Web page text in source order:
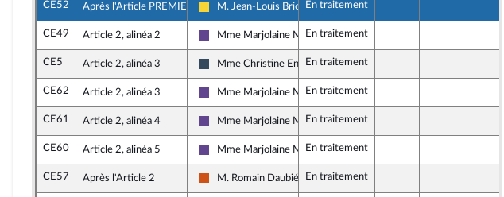
CE52 Après l'Article PREMIER
Libertés, Indépendants, Outre-mer et Territoires
M. Jean-Louis BricoutEn traitement
CE49 Article 2, alinéa 2
Renaissance
Mme Marjolaine Meynier-Millefert
En traitement
CE5 Article 2, alinéa 3
Rassemblement National
Mme Christine EngrandEn traitement
CE62 Article 2, alinéa 3
Renaissance
Mme Marjolaine Meynier-Millefert
En traitement
CE61 Article 2, alinéa 4
Renaissance
Mme Marjolaine Meynier-Millefert
En traitement
CE60 Article 2, alinéa 5
Renaissance
Mme Marjolaine Meynier-Millefert
En traitement
CE57 Après l'Article 2
Démocrate (MoDem et Indépendants)
M. Romain Daubié En traitement